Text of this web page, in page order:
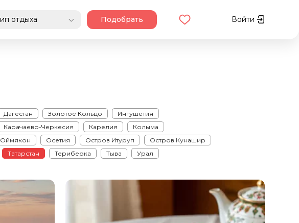
Подобрать Войти
Дагестан Золотое Кольцо
Ингушетия
Карачаево-Черкесия Карелия
Колыма
Оймякон Осетия Остров Итуруп
Остров Кунашир
Татарстан Териберка Тыва
Урал